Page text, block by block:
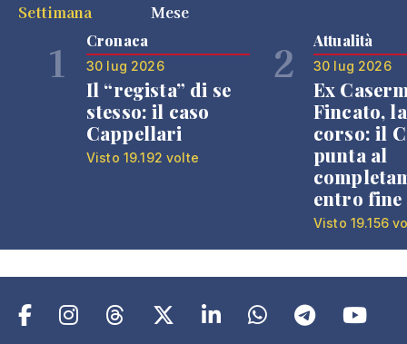
Settimana
Mese
1 Cronaca
30 lug 2026
Il “regista” di se
stesso: il caso
Cappellari
Visto 19.192 volte
2 Attualità
30 lug 2026
Ex
Fincato,
corso: il
punta al
entro fine
Visto 19.156